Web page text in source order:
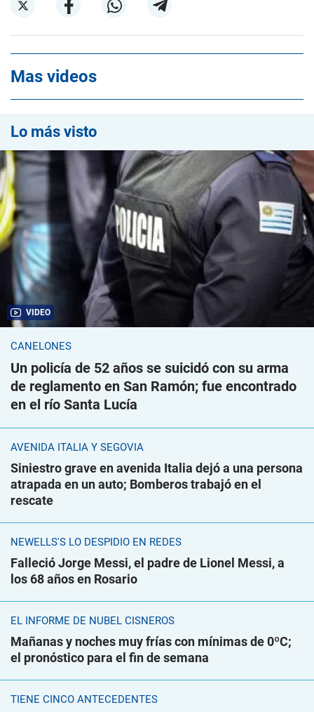
Mas videos
Lo más visto
VIDEO
CANELONES
Un policía de 52 años se suicidó con su arma
de reglamento en San Ramón; fue encontrado
en el río Santa Lucía
AVENIDA ITALIA Y SEGOVIA
Siniestro grave en avenida Italia dejó a una persona
atrapada en un auto; Bomberos trabajó en el
rescate
NEWELLS'S LO DESPIDIÓ EN REDES
Falleció Jorge Messi, el padre de Lionel Messi, a
los 68 años en Rosario
EL INFORME DE NUBEL CISNEROS
Mañanas y noches muy frías con mínimas de 0ºC;
el pronóstico para el fin de semana
TIENE CINCO ANTECEDENTES